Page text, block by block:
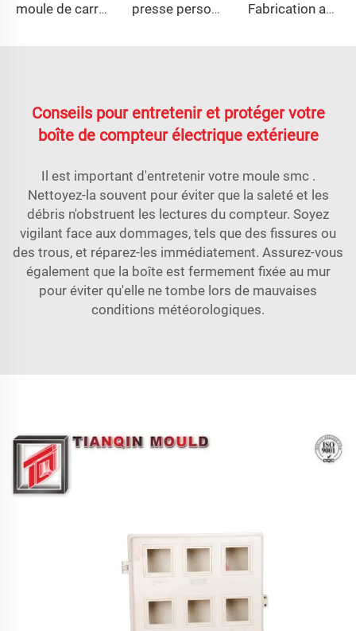
moule de carrosserie auto SMC en résine de compression bien vendu presse personnalisée de 500T pour moule de compression de boîte industrielle SMC Fabrication avec une riche expérience d'outils pour casques M88
Conseils pour entretenir et protéger votre
boîte de compteur électrique extérieure
Il est important d'entretenir votre moule smc .
Nettoyez-la souvent pour éviter que la saleté et les
débris n'obstruent les lectures du compteur. Soyez
vigilant face aux dommages, tels que des fissures ou
des trous, et réparez-les immédiatement. Assurez-vous
également que la boîte est fermement fixée au mur
pour éviter qu'elle ne tombe lors de mauvaises
conditions météorologiques.